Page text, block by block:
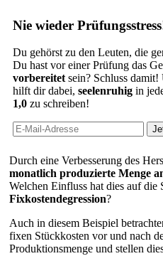
Nie wieder
Du gehörst zu den Leuten, die
Du hast vor einer Prüfung das
vorbereitetsein? Schluss damit!
hilft dir dabei, seelenruhig in
1,0 zu schreiben!
Durch eine Verbesserung des
monatlich produzierte Menge
Welchen Einfluss hat dies auf die
Fixkostendegression?
Auch in diesem Beispiel
fixen Stückkosten vor und nach
Produktionsmenge und stellen